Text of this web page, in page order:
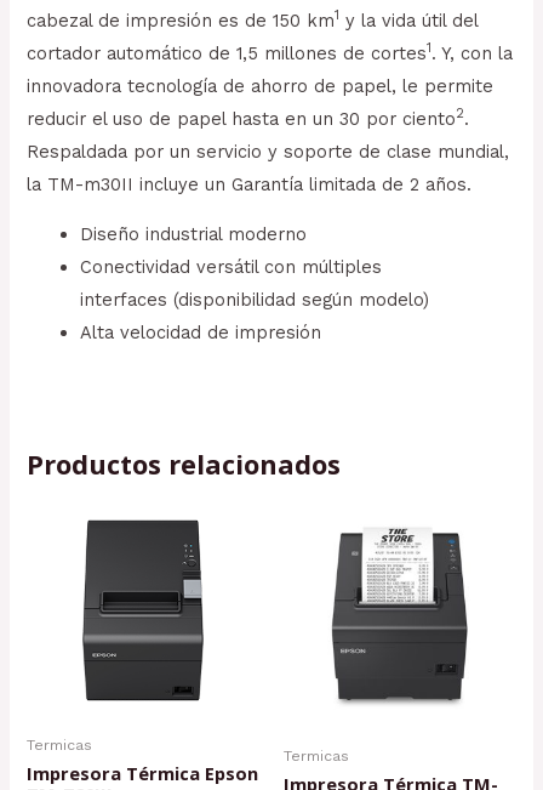
cabezal de impresión es de 150 km1 y la vida útil del
cortador automático de 1,5 millones de cortes1 . Y, con la
innovadora tecnología de ahorro de papel, le permite
reducir el uso de papel hasta en un 30 por ciento2.
Respaldada por un servicio y soporte de clase mundial,
la TM-m30II incluye un Garantía limitada de 2 años.
Diseño industrial moderno
Conectividad versátil con múltiples
interfaces (disponibilidad según modelo)
Alta velocidad de impresión
Productos relacionados
Termicas
Impresora Térmica Epson
Termicas
Impresora Térmica TM-